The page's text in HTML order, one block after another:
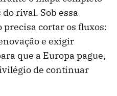
rival. Sob essa
cortar os fluxos:
e exigir
que a Europa pague,
de continuar